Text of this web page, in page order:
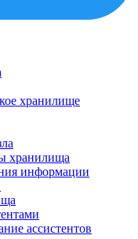
хранилище
хранилища
информации
ассистентов